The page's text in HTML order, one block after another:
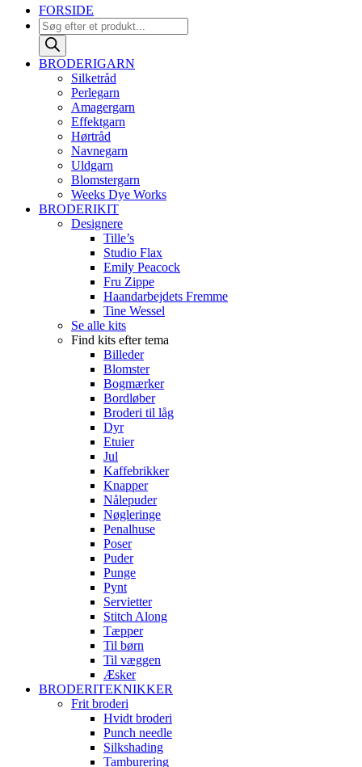
FORSIDE
Products
search
BRODERIGARN
Silketråd
Perlegarn
Amagergarn
Effektgarn
Hørtråd
Navnegarn
Uldgarn
Blomstergarn
Weeks Dye Works
BRODERIKIT
Designere
Tille’s
Studio Flax
Emily Peacock
Fru Zippe
Haandarbejdets Fremme
Tine Wessel
Se alle kits
Find kits efter tema
Billeder
Blomster
Bogmærker
Bordløber
Broderi til låg
Dyr
Etuier
Jul
Kaffebrikker
Knapper
Nålepuder
Nøgleringe
Penalhuse
Poser
Puder
Punge
Pynt
Servietter
Stitch Along
Tæpper
Til børn
Til væggen
Æsker
BRODERITEKNIKKER
Frit broderi
Hvidt broderi
Punch needle
Silkshading
Tamburering